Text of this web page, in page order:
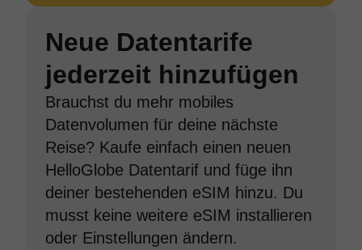
Neue Datentarife
jederzeit hinzufügen
Brauchst du mehr mobiles
Datenvolumen für deine nächste
Reise? Kaufe einfach einen neuen
HelloGlobe Datentarif und füge ihn
deiner bestehenden eSIM hinzu. Du
musst keine weitere eSIM installieren
oder Einstellungen ändern.